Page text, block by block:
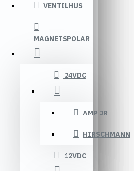
VENTILHUS
MAGNETSPOLAR
24VDC
AMP JR
HIRSCHMANN
12VDC